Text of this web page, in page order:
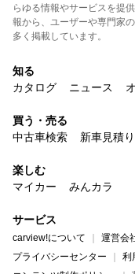
らゆる情報やサービスを提
報から、ユーザーや専門家
多く掲載しています。
知る
カタログ
ニュース
買う・売る
中古車検索
新車見積り
楽しむ
マイカー
みんカラ
サービス
carview!について 運営会
プライバシーセンター
利